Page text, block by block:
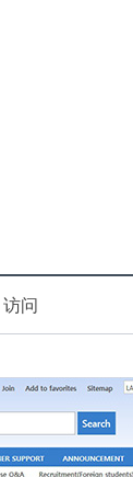
访问